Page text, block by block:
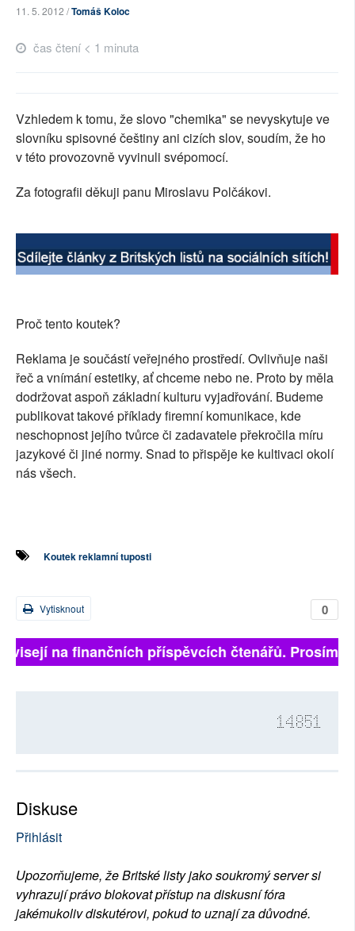
11. 5. 2012 /Tomáš Koloc
čas čtení < 1 minuta
Vzhledem k tomu, že slovo "chemika" se nevyskytuje ve
slovníku spisovné češtiny ani cizích slov, soudím, že ho
v této provozovně vyvinuli svépomocí.
Za fotografii děkuji panu Miroslavu Polčákovi.
Proč tento koutek?
Reklama je součástí veřejného prostředí. Ovlivňuje naši
řeč a vnímání estetiky, ať chceme nebo ne. Proto by měla
dodržovat aspoň základní kulturu vyjadřování. Budeme
publikovat takové příklady firemní komunikace, kde
neschopnost jejího tvůrce či zadavatele překročila míru
jazykové či jiné normy. Snad to přispěje ke kultivaci okolí
nás všech.
Koutek reklamní tuposti
0
Vytisknout
na finančních příspěvcích čtenářů. Prosíme,
14851
Diskuse
Přihlásit
Upozorňujeme, že Britské listy jako soukromý server si
vyhrazují právo blokovat přístup na diskusní fóra
jakémukoliv diskutérovi, pokud to uznají za důvodné.